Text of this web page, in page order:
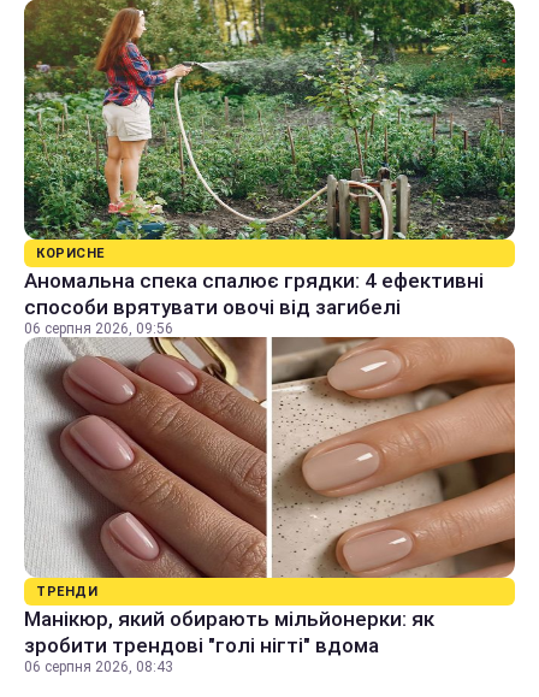
КОРИСНЕ
Аномальна спека спалює грядки: 4 ефективні
способи врятувати овочі від загибелі
06 серпня 2026, 09:56
ТРЕНДИ
Манікюр, який обирають мільйонерки: як
зробити трендові "голі нігті" вдома
06 серпня 2026, 08:43